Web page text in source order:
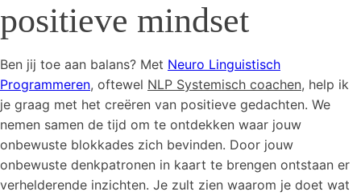
positieve mindset
Ben jij toe aan balans? Met Neuro Linguistisch
Programmeren, oftewel NLP Systemisch coachen, help ik
je graag met het creëren van positieve gedachten. We
nemen samen de tijd om te ontdekken waar jouw
onbewuste blokkades zich bevinden. Door jouw
onbewuste denkpatronen in kaart te brengen ontstaan er
verhelderende inzichten. Je zult zien waarom je doet wat